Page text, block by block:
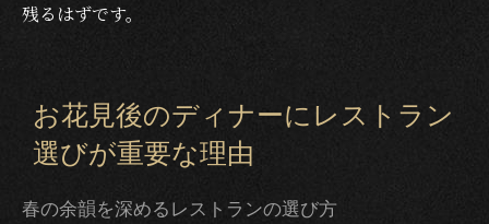
残るはずです。
お花見後のディナーにレストラン
選びが重要な理由
春の余韻を深めるレストランの選び方